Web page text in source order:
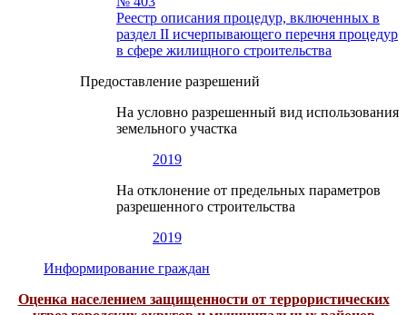
Реестр описания процедур, включенных в
раздел II исчерпывающего перечня процедур
в сфере жилищного строительства
Предоставление разрешений
На условно разрешенный вид использования
земельного участка
2019
На отклонение от предельных параметров
разрешенного строительства
2019
Информирование граждан
Оценка населением защищенности от террористических